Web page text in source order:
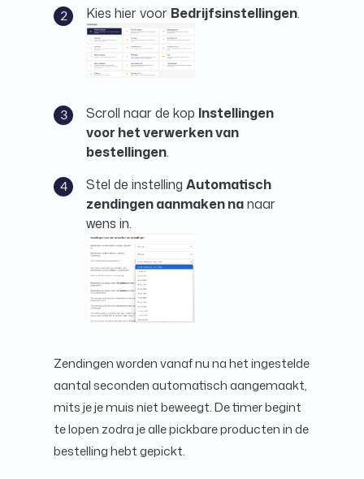
Kies hier voor Bedrijfsinstellingen.
Scroll naar de kop Instellingen
voor het verwerken van
bestellingen.
Stel de instelling Automatisch
zendingen aanmaken nanaar
wens in.
Zendingen worden vanaf nu na het ingestelde
aantal seconden automatisch aangemaakt,
mits je je muis niet beweegt. De timer begint
te lopen zodra je alle pickbare producten in de
bestelling hebt gepickt.